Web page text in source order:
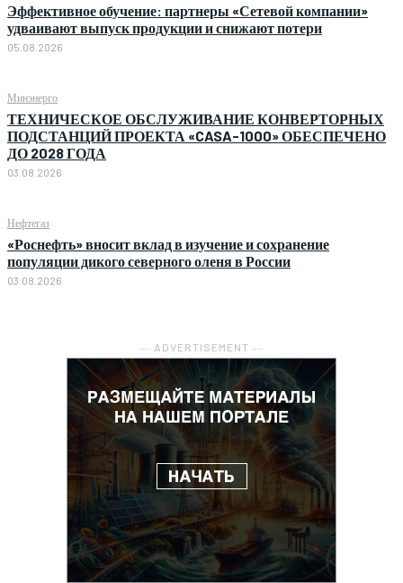
Эффективное обучение: партнеры «Сетевой компании»
удваивают выпуск продукции и снижают потери
05.08.2026
Минэнерго
ТЕХНИЧЕСКОЕ ОБСЛУЖИВАНИЕ КОНВЕРТОРНЫХ
ПОДСТАНЦИЙ ПРОЕКТА «CASA-1000» ОБЕСПЕЧЕНО
ДО 2028 ГОДА
03.08.2026
Нефтегаз
«Роснефть» вносит вклад в изучение и сохранение
популяции дикого северного оленя в России
03.08.2026
― ADVERTISEMENT ―